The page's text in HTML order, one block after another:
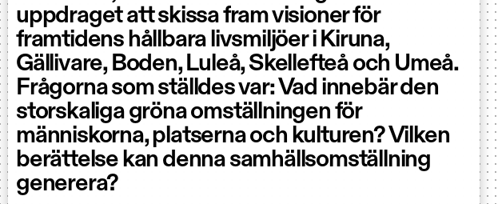
uppdraget att skissa fram visioner för
framtidens hållbara livsmiljöer i Kiruna,
Gällivare, Boden, Luleå, Skellefteå och Umeå.
Frågorna som ställdes var: Vad innebär den
storskaliga gröna omställningen för
människorna, platserna och kulturen? Vilken
berättelse kan denna samhällsomställning
generera?